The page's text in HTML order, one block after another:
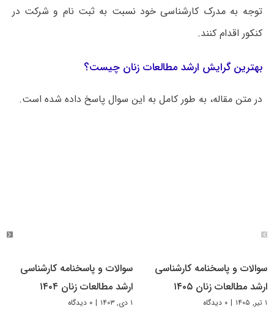
توجه به مدرک کارشناسی خود نسبت به ثبت نام و شرکت در
کنکور اقدام کنند.
بهترین گرایش ارشد مطالعات زنان چیست؟
در متن مقاله، به طور کامل به این سوال پاسخ داده شده است.
سوالات و پاسخنامه کارشناسی
ارشد مطالعات زنان ۱۴۰۵
۱ تیر, ۱۴۰۵ | ۰ دیدگاه
سوالات و پاسخنامه کارشناسی
ارشد مطالعات زنان ۱۴۰۴
۱ دی, ۱۴۰۳ | ۰ دیدگاه